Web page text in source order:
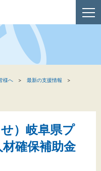
へ
ついて
様へ
最新の支援情報
）岐阜県プ
確保補助金